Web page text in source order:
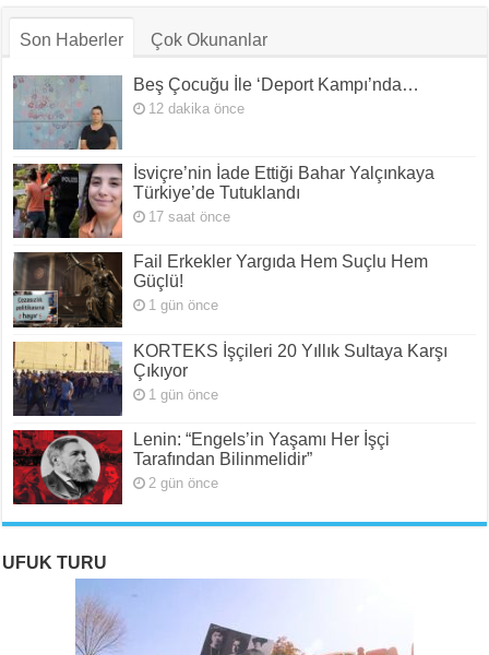
Son Haberler Çok Okunanlar
Beş Çocuğu İle ‘Deport Kampı’nda…
12 dakika önce
İsviçre’nin İade Ettiği Bahar Yalçınkaya
Türkiye’de Tutuklandı
17 saat önce
Fail Erkekler Yargıda Hem Suçlu Hem
Güçlü!
1 gün önce
KORTEKS İşçileri 20 Yıllık Sultaya Karşı
Çıkıyor
1 gün önce
Lenin: “Engels’in Yaşamı Her İşçi
Tarafından Bilinmelidir”
2 gün önce
UFUK TURU